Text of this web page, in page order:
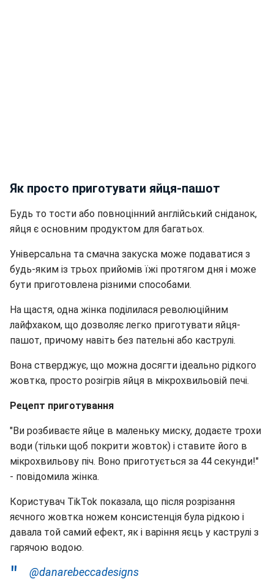
Як просто приготувати яйця-пашот
Будь то тости або повноцінний англійський сніданок,
яйця є основним продуктом для багатьох.
Універсальна та смачна закуска може подаватися з
будь-яким із трьох прийомів їжі протягом дня і може
бути приготовлена ​​різними способами.
На щастя, одна жінка поділилася революційним
лайфхаком, що дозволяє легко приготувати яйця-
пашот, причому навіть без пательні або каструлі.
Вона стверджує, що можна досягти ідеально рідкого
жовтка, просто розігрів яйця в мікрохвильовій печі.
Рецепт приготування
"Ви розбиваєте яйце в маленьку миску, додаєте трохи
води (тільки щоб покрити жовток) і ставите його в
мікрохвильову піч. Воно приготується за 44 секунди!"
- повідомила жінка.
Користувач TikTok показала, що після розрізання
яєчного жовтка ножем консистенція була рідкою і
давала той самий ефект, як і варіння яєць у каструлі з
гарячою водою.
@danarebeccadesigns